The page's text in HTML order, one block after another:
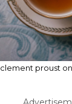
clement proust